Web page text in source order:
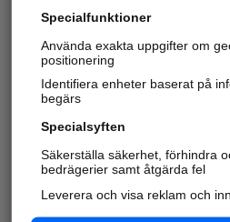
Specialfunktioner
Använda exakta uppgifter om
positionering
Identifiera enheter baserat på
begärs
Specialsyften
Säkerställa säkerhet, förhindra
bedrägerier samt åtgärda fel
Leverera och visa reklam och